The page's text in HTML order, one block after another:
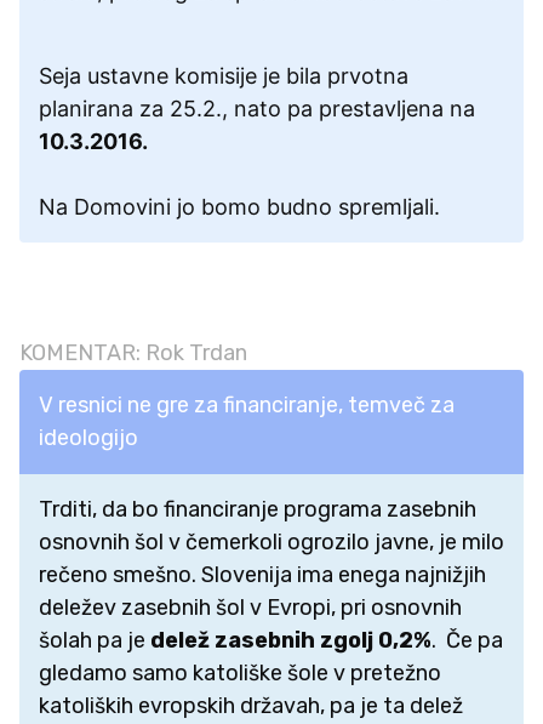
Seja ustavne komisije je bila prvotna
planirana za 25.2., nato pa prestavljena na
10.3.2016.
Na Domovini jo bomo budno spremljali.
KOMENTAR: Rok Trdan
V resnici ne gre za financiranje, temveč za
ideologijo
Trditi, da bo financiranje programa zasebnih
osnovnih šol v čemerkoli ogrozilo javne, je milo
rečeno smešno. Slovenija ima enega najnižjih
deležev zasebnih šol v Evropi, pri osnovnih
šolah pa je delež zasebnih zgolj 0,2%. Če pa
gledamo samo katoliške šole v pretežno
katoliških evropskih državah, pa je ta delež